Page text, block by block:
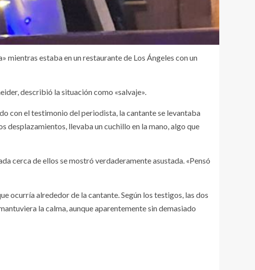
mientras estaba en un restaurante de Los Ángeles con un
describió la situación como «salvaje».
con el testimonio del periodista, la cantante se levantaba
desplazamientos, llevaba un cuchillo en la mano, algo que
cerca de ellos se mostró verdaderamente asustada. «Pensó
ocurría alrededor de la cantante. Según los testigos, las dos
la calma, aunque aparentemente sin demasiado